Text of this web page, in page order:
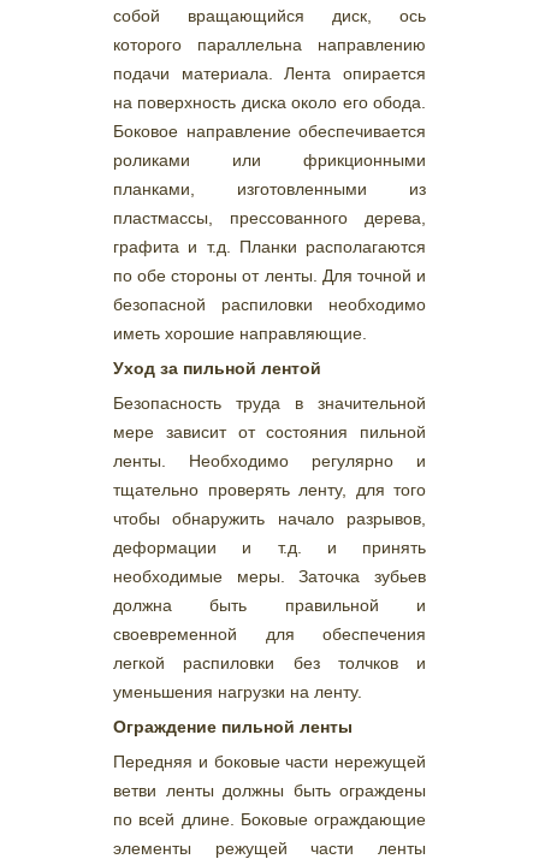
собой вращающийся диск, ось
которого параллельна направлению
подачи материала. Лента опирается
на поверхность диска около его обода.
Боковое направление обеспечивается
роликами или фрикционными
планками, изготовленными из
пластмассы, прессованного дерева,
графита и т.д. Планки располагаются
по обе стороны от ленты. Для точной и
безопасной распиловки необходимо
иметь хорошие направляющие.
Уход за пильной лентой
Безопасность труда в значительной
мере зависит от состояния пильной
ленты. Необходимо регулярно и
тщательно проверять ленту, для того
чтобы обнаружить начало разрывов,
деформации и т.д. и принять
необходимые меры. Заточка зубьев
должна быть правильной и
своевременной для обеспечения
легкой распиловки без толчков и
уменьшения нагрузки на ленту.
Ограждение пильной ленты
Передняя и боковые части нережущей
ветви ленты должны быть ограждены
по всей длине. Боковые ограждающие
элементы режущей части ленты